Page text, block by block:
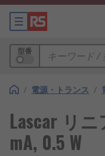
型番
/ 電源・トランス /
Lascar リニ
mA, 0.5 W